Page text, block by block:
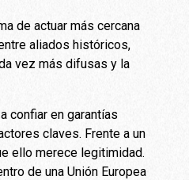
de actuar más cercana
aliados históricos,
vez más difusas y la
confiar en garantías
claves. Frente a un
ello merece legitimidad.
de una Unión Europea